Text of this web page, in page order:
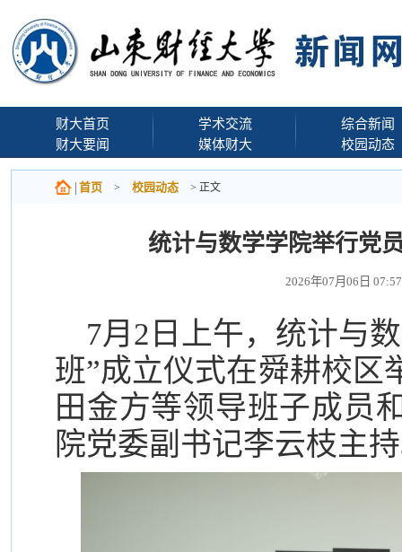
财大首页
财大要闻
学术交流
媒体财大
综合新闻
校园动态
首页 > 校园动态 > 正文
统计与数学学院举行党
2026年07月06日
7月2日上午，统计与
班”成立仪式在舜耕校区
田金方等领导班子成员
院党委副书记李云枝主